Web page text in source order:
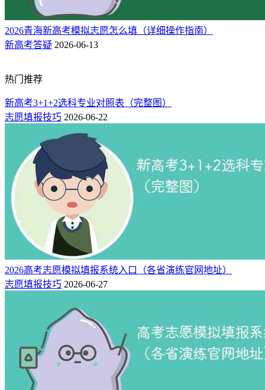
只要将相关条件输入，即可按自己的需求查询到相关数据。
另外在图表中，最小排名指最高分的名次；最大排名指最低分
的排名，平均排名指的是名次的平均值而不是平均分的排名。
青海高考志愿填报指南手册电子版（样表模版下载）
青海新高考模拟志愿怎么填（详细操作指南）
青海高考志愿填报时间和截止时间（附志愿填报指南）
青海高考一分一段表2025完整版（物理+历史）「含2024-
2023」
2025青海高考录取分数线：特招、本科及专科分数线最新公
布！（附一分一段表）
2026青海新高考模拟志愿怎么填（详细操作指南）
新高考答疑 2026-06-13
热门推荐
新高考3+1+2选科专业对照表（完整图）
志愿填报技巧 2026-06-22
2026高考志愿模拟填报系统入口（各省演练官网地址）
志愿填报技巧 2026-06-27